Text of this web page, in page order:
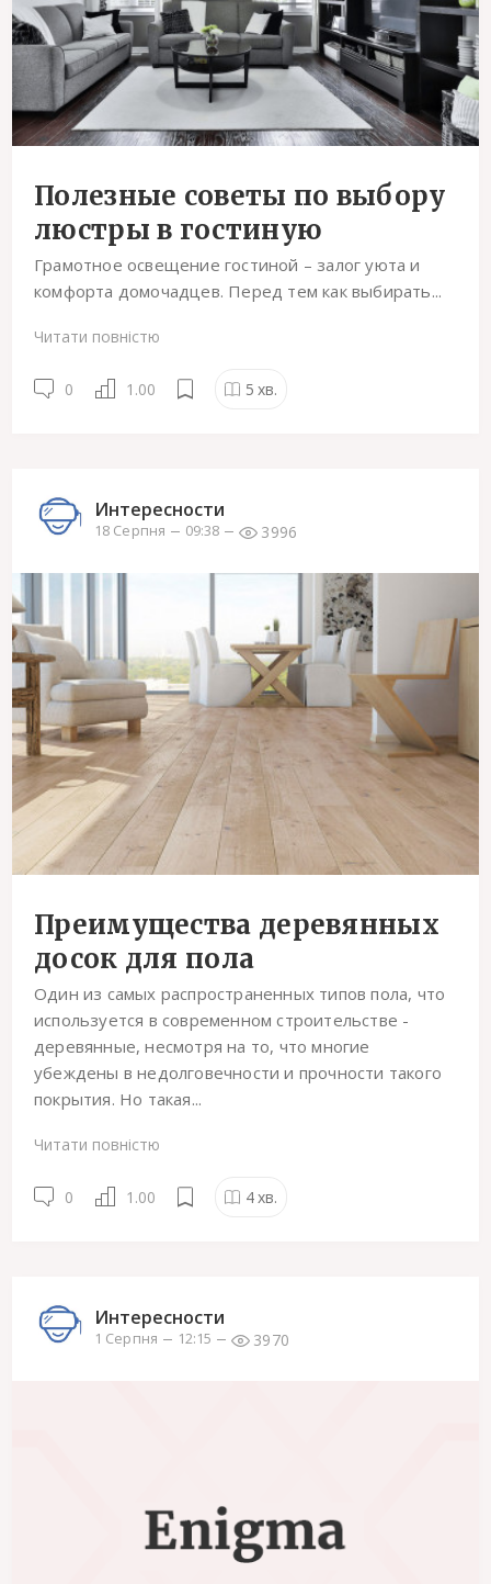
Полезные советы по выбору
люстры в гостиную
Грамотное освещение гостиной – залог уюта и
комфорта домочадцев. Перед тем как выбирать...
Читати повністю
0 1.00 5 хв.
Интересности
18 Серпня 09:38 3996
Преимущества деревянных
досок для пола
Один из самых распространенных типов пола, что
используется в современном строительстве -
деревянные, несмотря на то, что многие
убеждены в недолговечности и прочности такого
покрытия. Но такая...
Читати повністю
0 1.00 4хв.
Интересности
1 Серпня 12:15 3970